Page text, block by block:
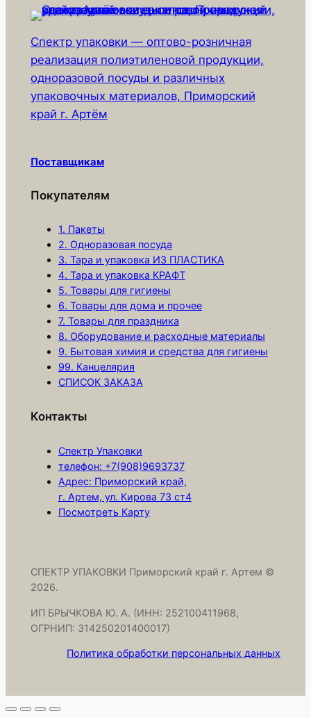
е
т
в
о
т
о
р
а
н
е
Т
Э
р
.
Спектр упаковки — оптово-розничная
реализация полиэтиленовой продукции,
одноразовой посуды и различных
упаковочных материалов, Приморский
край г. Артём
Поставщикам
Покупателям
1. Пакеты
2. Одноразовая посуда
3. Тара и упаковка ИЗ ПЛАСТИКА
4. Тара и упаковка КРАФТ
5. Товары для гигиены
6. Товары для дома и прочее
7. Товары для праздника
8. Оборудование и расходные материалы
9. Бытовая химия и средства для гигиены
99. Канцелярия
СПИСОК ЗАКАЗА
Контакты
Спектр Упаковки
телефон: +7(908)9693737
Адрес: Приморский край,
г. Артем, ул. Кирова 73 ст4
Посмотреть Карту
СПЕКТР УПАКОВКИ Приморский край г. Артем ©
2026.
ИП БРЫЧКОВА Ю. А. (ИНН: 252100411968,
ОГРНИП: 314250201400017)
Политика обработки персональных данных